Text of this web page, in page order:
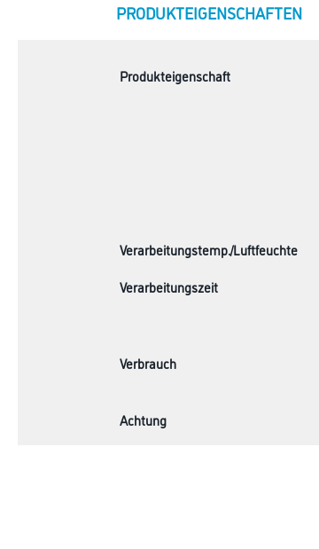
CURRENT
PRODUKTEIGENSCHAFTEN
Produkteigenschaft
Verarbeitungstemp./Luftfeuchte
Verarbeitungszeit
Verbrauch
Achtung